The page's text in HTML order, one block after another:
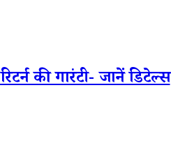
की गारंटी- जानें डिटेल्स